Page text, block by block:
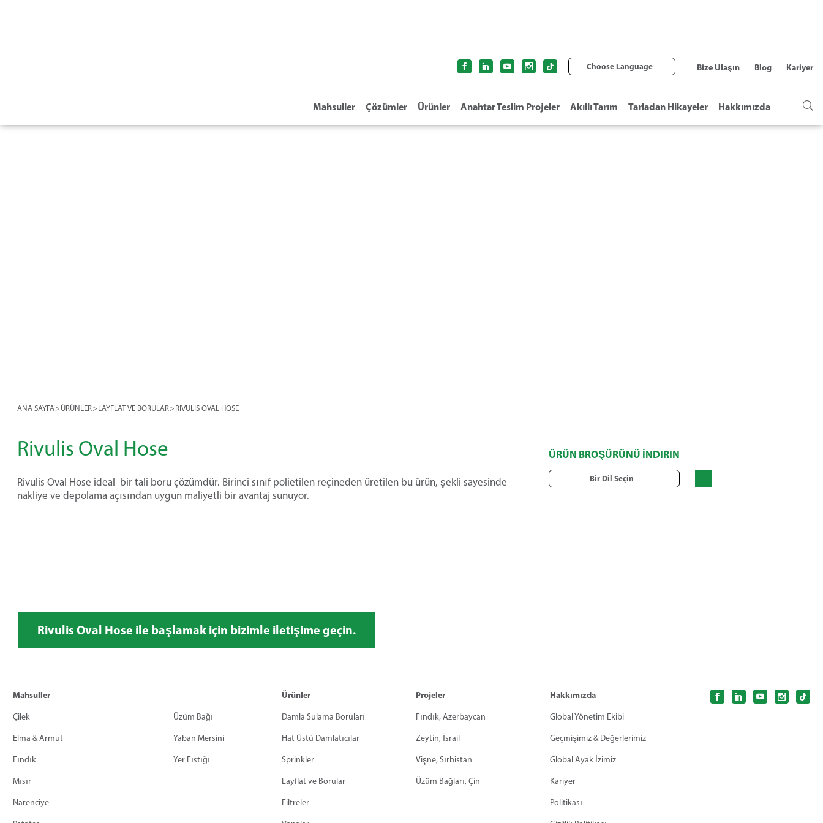
Mahsuller Çözümler Ürünler Anahtar Teslim Projeler Akıllı Tarım Tarladan Hikayeler Hakkımızda
Bize Ulaşın Blog Kariyer
Choose Language
ANA SAYFA> ÜRÜNLER> LAYFLAT VE BORULAR> RIVULIS OVAL HOSE
Rivulis Oval Hose
Rivulis Oval Hose ideal bir tali boru çözümdür. Birinci sınıf polietilen reçineden üretilen bu ürün, şekli sayesinde
nakliye ve depolama açısından uygun maliyetli bir avantaj sunuyor.
Rivulis Oval Hose ile başlamak için bizimle iletişime geçin.
ÜRÜN BROŞÜRÜNÜ İNDIRIN
Bir Dil Seçin
Çilek
Elma & Armut
Fındık
Mahsuller
Mısır
Narenciye
Üzüm Bağı
Yaban Mersini
Yer Fıstığı
Ürünler
Damla Sulama Boruları
Hat Üstü Damlatıcılar
Sprinkler
Layflat ve Borular
Filtreler
Projeler
Fındık, Azerbaycan
Zeytin, İsrail
Vişne, Sırbistan
Üzüm Bağları, Çin
Hakkımızda
Global Yönetim Ekibi
Geçmişimiz & Değerlerimiz
Global Ayak İzimiz
Kariyer
Politikası